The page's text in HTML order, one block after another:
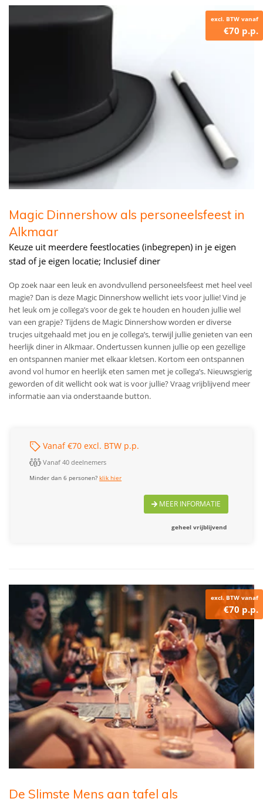
excl. BTW vanaf
€70 p.p.
Magic Dinnershow als personeelsfeest in
Alkmaar
Keuze uit meerdere feestlocaties (inbegrepen) in je eigen
stad of je eigen locatie; Inclusief diner
Op zoek naar een leuk en avondvullend personeelsfeest met heel veel
magie? Dan is deze Magic Dinnershow wellicht iets voor jullie! Vind je
het leuk om je collega’s voor de gek te houden en houden jullie wel
van een grapje? Tijdens de Magic Dinnershow worden er diverse
trucjes uitgehaald met jou en je collega’s, terwijl jullie genieten van een
heerlijk diner in Alkmaar. Ondertussen kunnen jullie op een gezellige
en ontspannen manier met elkaar kletsen. Kortom een ontspannen
avond vol humor en heerlijk eten samen met je collega’s. Nieuwsgierig
geworden of dit wellicht ook wat is voor jullie? Vraag vrijblijvend meer
informatie aan via onderstaande button.
Vanaf €70 excl. BTW p.p.
Vanaf 40 deelnemers
Minder dan 6 personen?klik hier
MEER INFORMATIE
geheel vrijblijvend
excl. BTW vanaf
€70 p.p.
De Slimste Mens aan tafel als